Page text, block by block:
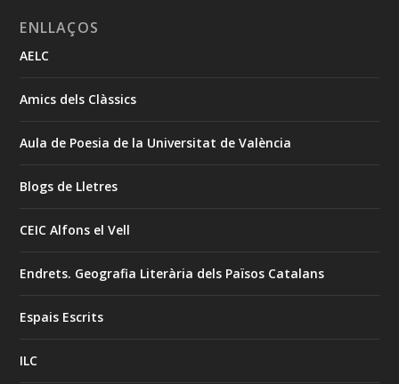
ENLLAÇOS
AELC
Amics dels Clàssics
Aula de Poesia de la Universitat de València
Blogs de Lletres
CEIC Alfons el Vell
Endrets. Geografia Literària dels Països Catalans
Espais Escrits
ILC